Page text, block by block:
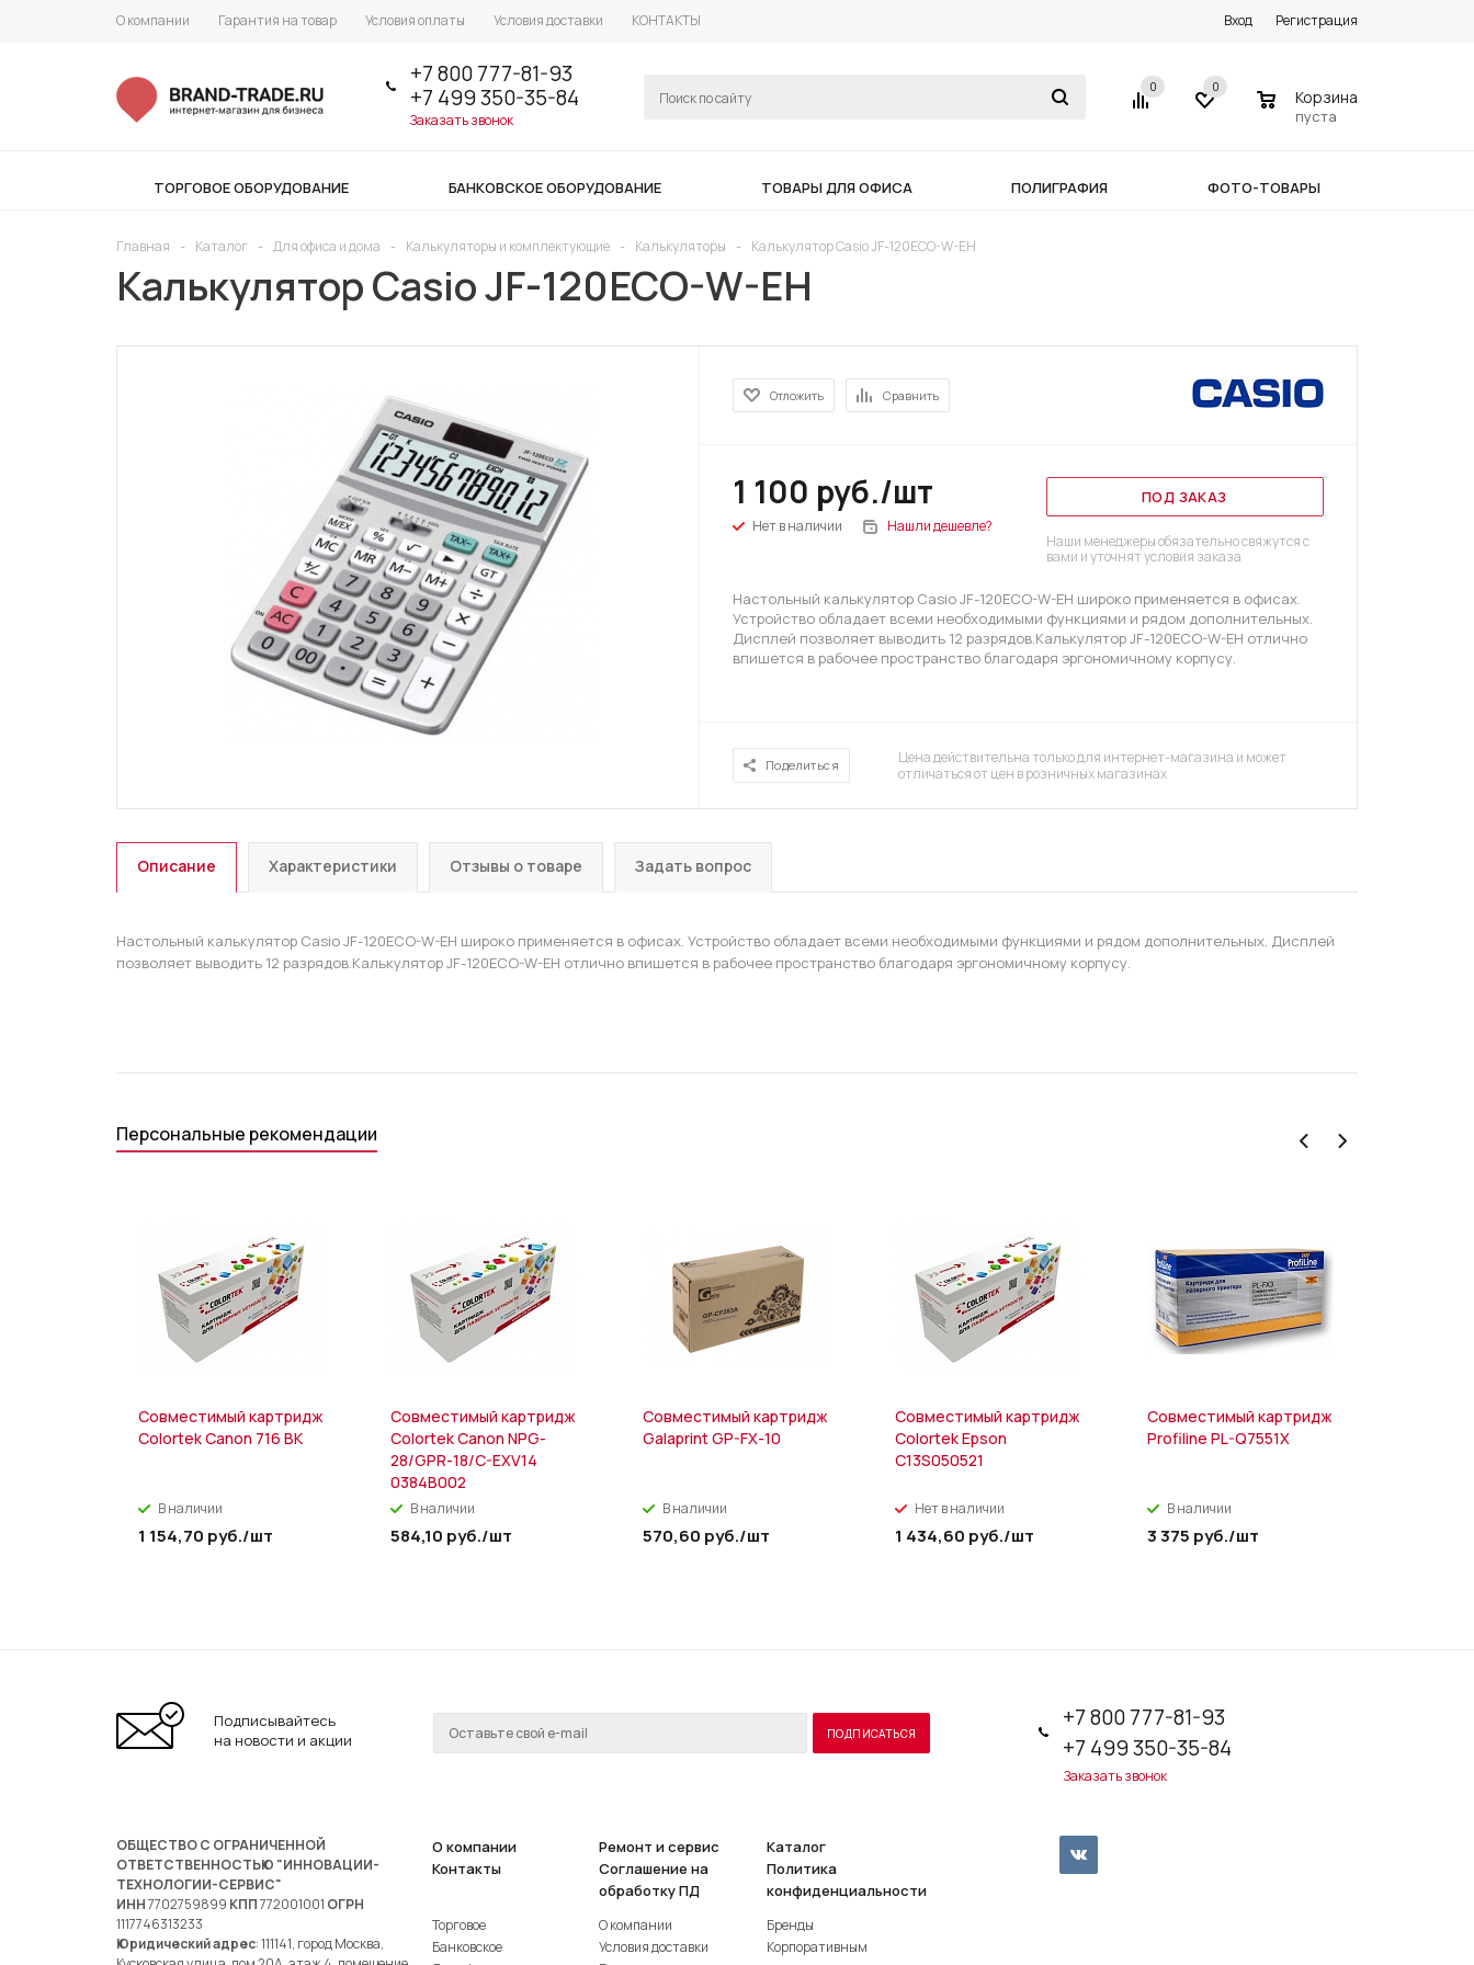
О компании Гарантия на товар Условия оплаты Условия доставки КОНТАКТЫ Вход Регистрация
+7 800 777-81-93
+7 499 350-35-84
Заказать звонок
0 0
Корзина
пуста
ТОРГОВОЕ ОБОРУДОВАНИЕ БАНКОВСКОЕ ОБОРУДОВАНИЕ ТОВАРЫ ДЛЯ ОФИСА ПОЛИГРАФИЯ ФОТО-ТОВАРЫ
Главная - Каталог - Для офиса и дома - Калькуляторы и комплектующие - Калькуляторы - Калькулятор Casio JF-120ECO-W-EH
Калькулятор Casio JF-120ECO-W-EH
Отложить Сравнить
1 100 руб./шт
Нет в наличии Нашли дешевле?
ПОД ЗАКАЗ
Наши менеджеры обязательно свяжутся с
вами и уточнят условия заказа
Настольный калькулятор Casio JF-120ECO-W-EH широко применяется в офисах.
Устройство обладает всеми необходимыми функциями и рядом дополнительных.
Дисплей позволяет выводить 12 разрядов.Калькулятор JF-120ECO-W-EH отлично
впишется в рабочее пространство благодаря эргономичному корпусу.
Поделиться
Цена действительна только для интернет-магазина и может
отличаться от цен в розничных магазинах
Описание Характеристики Отзывы о товаре Задать вопрос
Настольный калькулятор Casio JF-120ECO-W-EH широко применяется в офисах. Устройство обладает всеми необходимыми функциями и рядом дополнительных. Дисплей
позволяет выводить 12 разрядов.Калькулятор JF-120ECO-W-EH отлично впишется в рабочее пространство благодаря эргономичному корпусу.
Персональные рекомендации
Совместимый картридж
Colortek Canon 716 BK
В наличии
1 154,70 руб./шт
Совместимый картридж
Colortek Canon NPG-
28/GPR-18/C-EXV14
0384B002
В наличии
584,10 руб./шт
Совместимый картридж
Galaprint GP-FX-10
В наличии
570,60 руб./шт
Совместимый картридж
Colortek Epson
C13S050521
Нет в наличии
1 434,60 руб./шт
Совместимый картридж
Profiline PL-Q7551X
В наличии
3 375 руб./шт
Подписывайтесь
на новости и акции
+7 800 777-81-93
+7 499 350-35-84
Заказать звонок
ОБЩЕСТВО С ОГРАНИЧЕННОЙ
ОТВЕТСТВЕННОСТЬЮ "ИННОВАЦИИ-
ТЕХНОЛОГИИ-СЕРВИС"
ИНН7702759899 КПП772001001 ОГРН
1117746313233
Юридический адрес: 111141, город Москва,
О компании Ремонт и сервис
Каталог
Контакты
Соглашение на
обработку ПД
Политика
конфиденциальности
Торговое
Банковское
О компании
Условия доставки
Бренды
Корпоративным